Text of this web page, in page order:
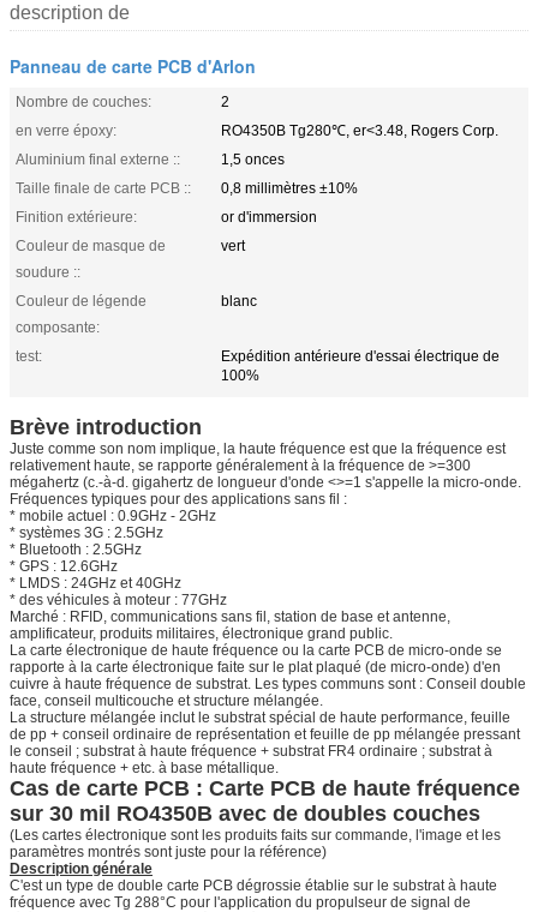
description de
Panneau de carte PCB d'Arlon
Nombre de couches:
2
en verre époxy:
RO4350B Tg280℃, er<3.48, Rogers Corp.
Aluminium final externe ::
1,5 onces
Taille finale de carte PCB ::
0,8 millimètres ±10%
Finition extérieure:
or d'immersion
Couleur de masque de
soudure ::
vert
Couleur de légende
composante:
blanc
test:
Expédition antérieure d'essai électrique de
100%
Brève introduction
Juste comme son nom implique, la haute fréquence est que la fréquence est
relativement haute, se rapporte généralement à la fréquence de >=300
mégahertz (c.-à-d. gigahertz de longueur d'onde <>=1 s'appelle la micro-onde.
Fréquences typiques pour des applications sans fil :
* mobile actuel : 0.9GHz - 2GHz
* systèmes 3G : 2.5GHz
* Bluetooth : 2.5GHz
* GPS : 12.6GHz
* LMDS : 24GHz et 40GHz
* des véhicules à moteur : 77GHz
Marché : RFID, communications sans fil, station de base et antenne,
amplificateur, produits militaires, électronique grand public.
La carte électronique de haute fréquence ou la carte PCB de micro-onde se
rapporte à la carte électronique faite sur le plat plaqué (de micro-onde) d'en
cuivre à haute fréquence de substrat. Les types communs sont : Conseil double
face, conseil multicouche et structure mélangée.
La structure mélangée inclut le substrat spécial de haute performance, feuille
de pp + conseil ordinaire de représentation et feuille de pp mélangée pressant
le conseil ; substrat à haute fréquence + substrat FR4 ordinaire ; substrat à
haute fréquence + etc. à base métallique.
Cas de carte PCB : Carte PCB de haute fréquence
sur 30 mil RO4350B avec de doubles couches
(Les cartes électronique sont les produits faits sur commande, l'image et les
paramètres montrés sont juste pour la référence)
Description générale
C'est un type de double carte PCB dégrossie établie sur le substrat à haute
fréquence avec Tg 288°C pour l'application du propulseur de signal de